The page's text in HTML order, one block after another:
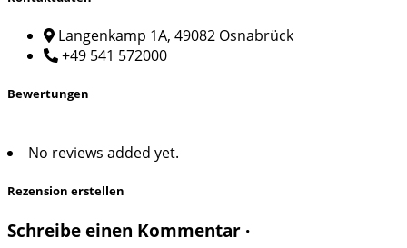
Langenkamp 1A, 49082 Osnabrück
+49 541 572000
Bewertungen
No reviews added yet.
Rezension erstellen
Schreibe einen Kommentar ·